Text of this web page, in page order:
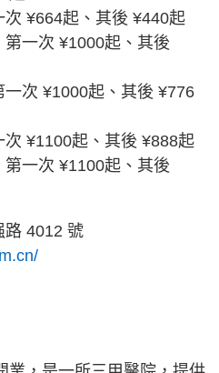
¥664起、其後 ¥440起
一次 ¥1000起、其後
次 ¥1000起、其後 ¥776
次 ¥1100起、其後 ¥888起
一次 ¥1100起、其後
路 4012 號